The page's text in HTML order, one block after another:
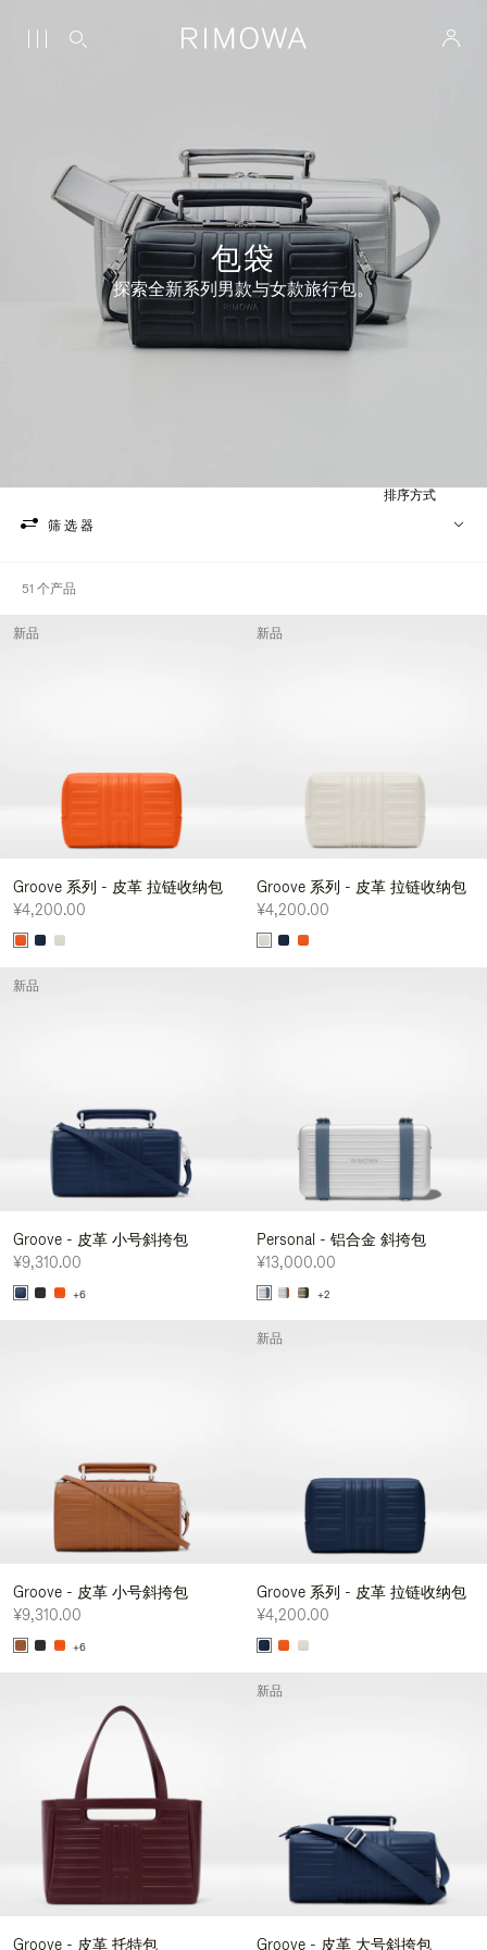
包袋
探索全新系列男款与女款旅行包。
筛选器
排序方式
51 个产品
Groove 系列 - 皮革 拉链收纳包
¥4,200.00
新品
Groove 系列 - 皮革 拉链收纳包
¥4,200.00
新品
Groove - 皮革 小号斜挎包
¥9,310.00
+6
新品
Personal - 铝合金 斜挎包
¥13,000.00
+2
Groove - 皮革 小号斜挎包
¥9,310.00
+6
Groove 系列 - 皮革 拉链收纳包
¥4,200.00
新品
Groove - 皮革 托特包 Groove - 皮革 大号斜挎包
新品